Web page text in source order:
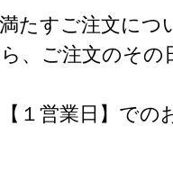
たすご注文につ
、ご注文のそ
１営業日】での